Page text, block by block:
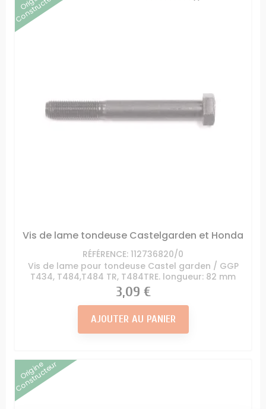
Constructeur
Vis de lame tondeuse Castelgarden et Honda
RÉFÉRENCE: 112736820/0
Vis de lame pour tondeuse Castel garden / GGP
T434, T484,T484 TR, T484TRE. longueur: 82 mm
Prix
3,09 €
AJOUTER AU PANIER
Origine
Constructeur